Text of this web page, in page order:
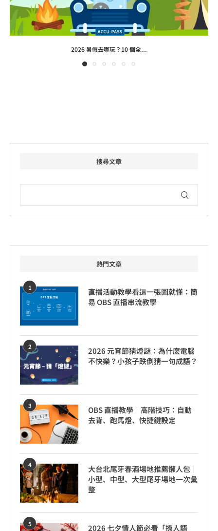
2026 暑假去哪玩？10 個全...
搜尋文章
熱門文章
1
直播活動教學看這一張圖就懂：簡
易 OBS 直播串流教學
2
2026 元宵節猜燈謎：為什麼電腦
不快樂？小孩子跌倒猜一句成語？
3
OBS 直播教學｜高階技巧：自動
去背、跑馬燈、快捷鍵設定
4
大台北尾牙春酒場地推薦懶人包｜
小型、中型、大型尾牙場地一次彙
整
5 2026 七夕情人節必看「撩人語